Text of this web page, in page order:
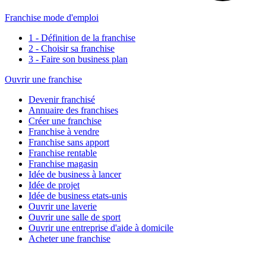
Franchise mode d'emploi
1 - Définition de la franchise
2 - Choisir sa franchise
3 - Faire son business plan
Ouvrir une franchise
Devenir franchisé
Annuaire des franchises
Créer une franchise
Franchise à vendre
Franchise sans apport
Franchise rentable
Franchise magasin
Idée de business à lancer
Idée de projet
Idée de business etats-unis
Ouvrir une laverie
Ouvrir une salle de sport
Ouvrir une entreprise d'aide à domicile
Acheter une franchise